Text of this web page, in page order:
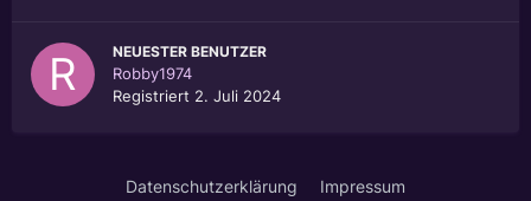
NEUESTER BENUTZER
Robby1974
Registriert 2. Juli 2024
Datenschutzerklärung Impressum